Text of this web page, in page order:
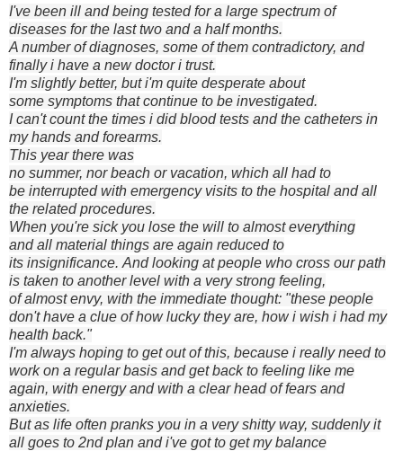
I've been ill and being tested for a large spectrum of
diseases for the last two and a half months.
A number of diagnoses, some of them contradictory, and
finally i have a new doctor i trust.
I'm slightly better, but i'm quite desperate about
some symptoms that continue to be investigated.
I can't count the times i did blood tests andthe catheters in
my hands and forearms.
This year there was
no summer, nor beach or vacation, which all had to
be interrupted with emergencyvisits to the hospital and all
the related procedures.
When you're sick you lose the will to almost everything
and all material things are again reduced to
its insignificance. And looking at people who cross our path
is taken to another level with a very strong feeling,
ofalmostenvy, with the immediate thought: "these people
don't have a clue ofhowlucky they are, how i wish i had my
health back."
I'm always hoping to get out of this, because i reallyneed to
work on a regular basis and get back to feeling like me
again, with energy and with a clear head of fears and
anxieties.
But as life often pranks you in a very shitty way, suddenlyit
all goes to 2nd plan and i've got to get my balance